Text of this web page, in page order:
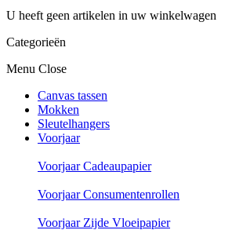
U heeft geen artikelen in uw winkelwagen
Categorieën
Menu Close
Canvas tassen
Mokken
Sleutelhangers
Voorjaar
Voorjaar Cadeaupapier
Voorjaar Consumentenrollen
Voorjaar Zijde Vloeipapier